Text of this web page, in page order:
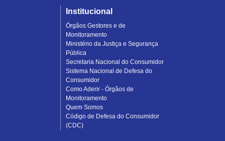
Institucional
Órgãos Gestores e de
Monitoramento
Ministério da Justiça e Segurança
Pública
Secretaria Nacional do Consumidor
Sistema Nacional de Defesa do
Consumidor
Como Aderir - Órgãos de
Monitoramento
Quem Somos
Código de Defesa do Consumidor
(CDC)